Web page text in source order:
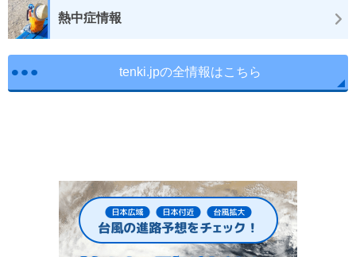
熱中症情報
tenki.jpの全情報はこちら